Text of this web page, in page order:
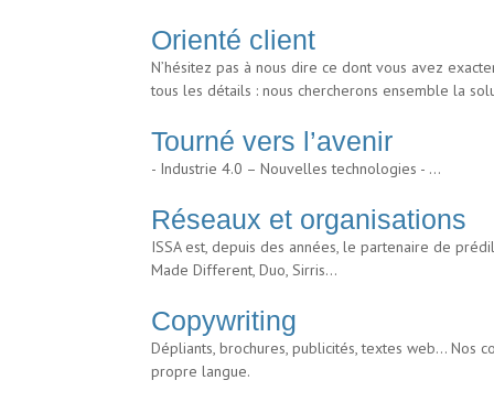
Orienté client
N’hésitez pas à nous dire ce dont vous avez
tous les détails : nous chercherons ensemble la
Tourné vers l’avenir
- Industrie 4.0 – Nouvelles technologies - …
Réseaux et organisations
ISSA est, depuis des années, le partenaire de
Made Different, Duo, Sirris…
Copywriting
Dépliants, brochures, publicités, textes web... Nos
propre langue.